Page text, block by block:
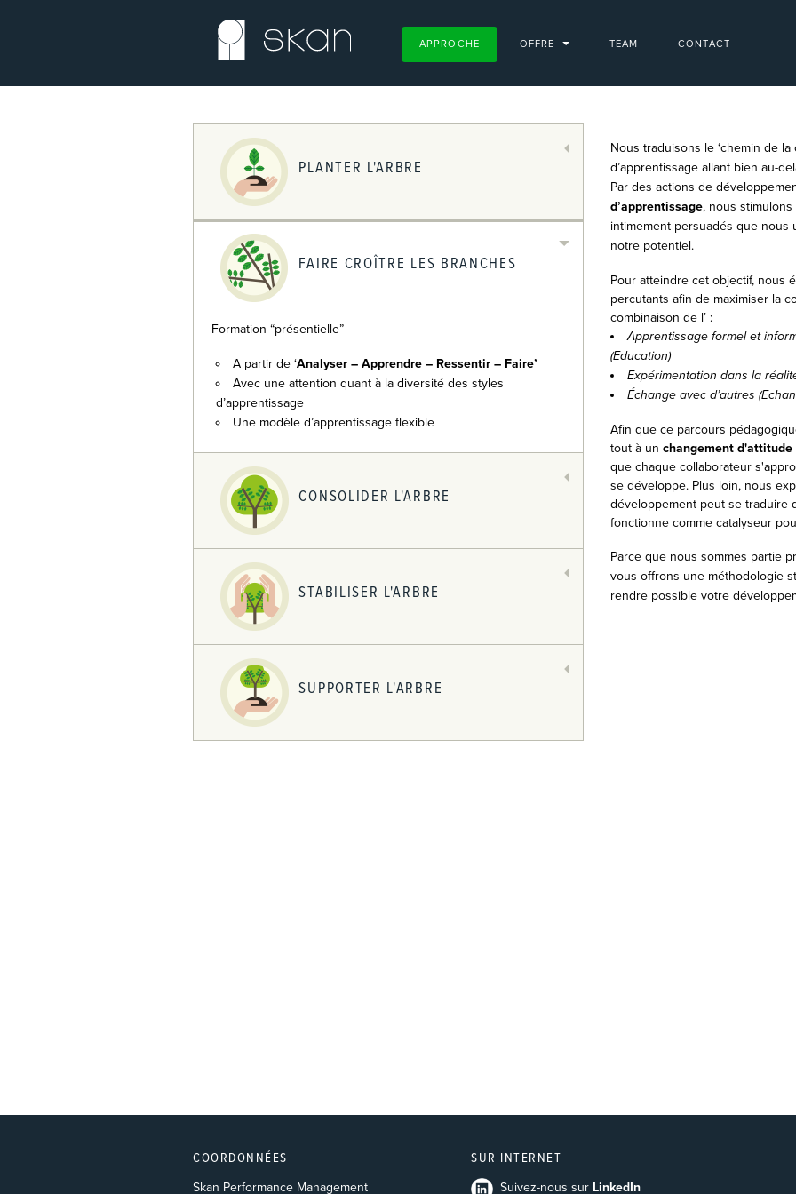
APPROCHE OFFRE TEAM CONTACT
PLANTER L'ARBRE
FAIRE CROÎTRE LES BRANCHES
​Formation “présentielle”
A partir de ‘Analyser – Apprendre – Ressentir – Faire’
Avec une attention quant à la diversité des styles
d’apprentissage
Une modèle d’apprentissage flexible
CONSOLIDER L'ARBRE
STABILISER L'ARBRE
SUPPORTER L'ARBRE
Nous traduisons le ‘chemin de
d’apprentissage allant bien au-
Par des actions de
d’apprentissage, nous
intimement persuadés que nous
notre potentiel.
Pour atteindre cet objectif, nous
percutants afin de maximiser la
combinaison de l’ :
Apprentissage formel et
(Education)
Expérimentation dans la
Échange avec d’autres
Afin que ce parcours
tout à un changement d'attitude
que chaque collaborateur
se développe. Plus loin, nous
développement peut se traduire
fonctionne comme catalyseur
Parce que nous sommes partie
vous offrons une méthodologie
rendre possible votre
COORDONNÉES
Skan Performance Management
SUR INTERNET
Suivez-nous sur LinkedIn